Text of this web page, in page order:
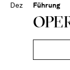
Dez Führung